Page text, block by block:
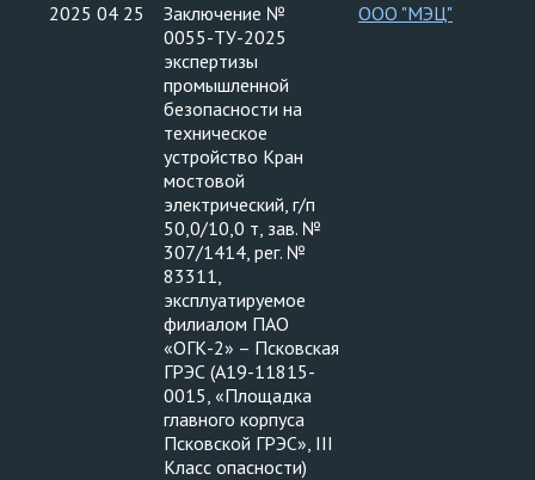
2025 04 25
Заключение №
0055-ТУ-2025
экспертизы
промышленной
безопасности на
техническое
устройство Кран
мостовой
электрический, г/п
50,0/10,0 т, зав. №
307/1414, рег. №
83311,
эксплуатируемое
филиалом ПАО
«ОГК-2» – Псковская
ГРЭС (А19-11815-
0015, «Площадка
главного корпуса
Псковской ГРЭС», III
Класс опасности)
ООО "МЭЦ"